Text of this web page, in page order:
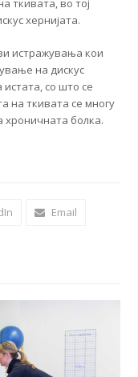
ткивата, во тој
хернијата.
истражувања кои
на дискус
со што се
на ткивата се многу
хроничната болка.
Email